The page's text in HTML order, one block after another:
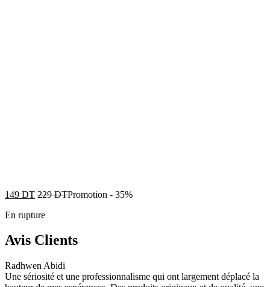
149 DT 229DTPromotion - 35%
En rupture
Avis Clients
Radhwen Abidi
Une sériosité et une professionnalisme qui ont largement déplacé la